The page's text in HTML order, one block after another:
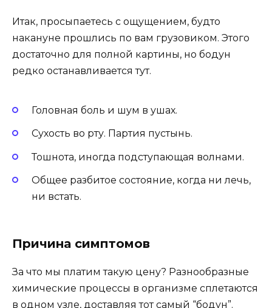
Итак, просыпаетесь с ощущением, будто
накануне прошлись по вам грузовиком. Этого
достаточно для полной картины, но бодун
редко останавливается тут.
Головная боль и шум в ушах.
Сухость во рту. Партия пустынь.
Тошнота, иногда подступающая волнами.
Общее разбитое состояние, когда ни лечь,
ни встать.
Причина симптомов
За что мы платим такую цену? Разнообразные
химические процессы в организме сплетаются
в одном узле, доставляя тот самый “бодун”.